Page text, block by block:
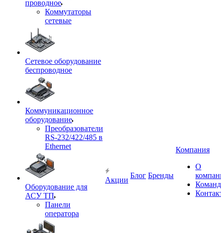
проводное
Коммутаторы
сетевые
Сетевое оборудование
беспроводное
Коммуникационное
оборудование
Преобразователи
RS-232/422/485 в
Ethernet
Оборудование для
АСУ ТП
Панели
оператора
Акции
Блог Бренды
Компания
О